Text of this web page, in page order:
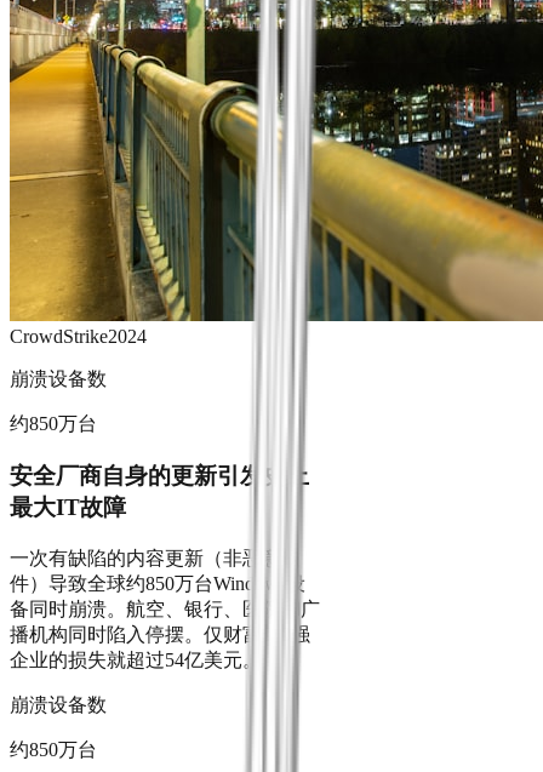
CrowdStrike2024
崩溃设备数
约850万台
安全厂商自身的更新引发史上
最大IT故障
一次有缺陷的内容更新（非恶意软
件）导致全球约850万台Windows设
备同时崩溃。航空、银行、医院和广
播机构同时陷入停摆。仅财富500强
企业的损失就超过54亿美元。
崩溃设备数
约850万台